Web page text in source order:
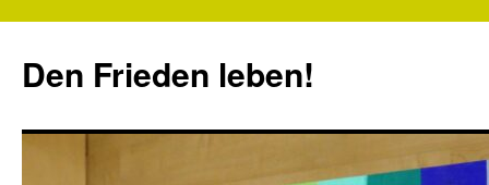
springen
Den Frieden leben!